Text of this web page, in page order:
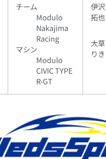
チーム
Modulo
Nakajima
Racing
マシン
Modulo
CIVIC TYPE
R-GT
伊沢
拓也
大草
りき